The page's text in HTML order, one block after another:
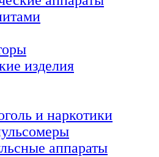
изделия
и наркотики
аппараты